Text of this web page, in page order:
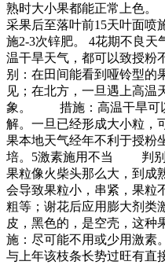
熟时大小果都能正常上色
采果后至落叶前15天叶面喷
施2-3次锌肥。 4花期不良
温干旱天气，都可以致授
别：在田间能看到哑铃型的
见；在北方，一旦遇上高温
象。 措施：高温干旱可
解。一旦已经形成大小粒，
果本地天气经年不利于授粉
培。5激素施用不当 判别
果粒像火柴头那么大，到成
会导致果粒小，串紧，果粒
粗等；谢花后应用膨大剂类
皮，黑色的，是空壳，这
施：尽可能不用或少用激
与上年该枝条长势过旺有